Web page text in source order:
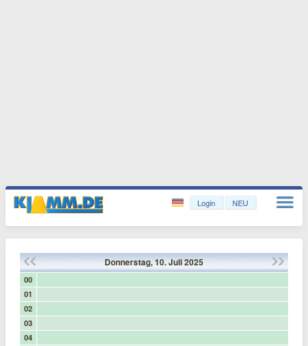
Login NEU
Donnerstag,10.Juli2025
00
01
02
03
04